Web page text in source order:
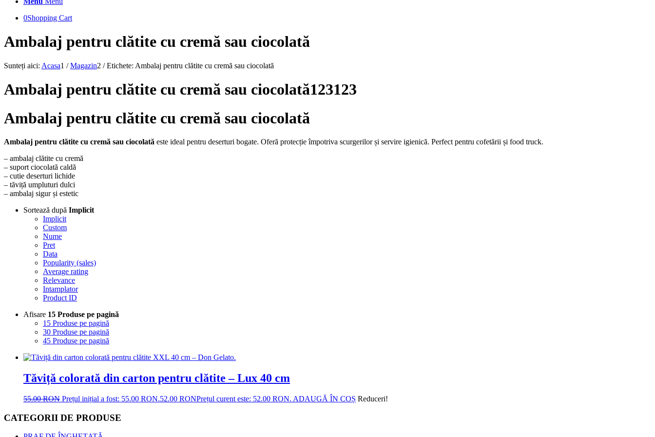
0Shopping Cart
Ambalaj pentru clătite cu cremă sau ciocolată
Sunteți aici: Acasa1 / Magazin2 / Etichete: Ambalaj pentru clătite cu cremă sau ciocolată
Ambalaj pentru clătite cu cremă sau ciocolată123123
Ambalaj pentru clătite cu cremă sau ciocolată
Ambalaj pentru clătite cu cremă sau ciocolată este ideal pentru deserturi bogate. Oferă protecție împotriva scurgerilor și servire igienică. Perfect pentru cofetării și food truck.
– ambalaj clătite cu cremă
– suport ciocolată caldă
– cutie deserturi lichide
– tăviță umpluturi dulci
– ambalaj sigur și estetic
Sortează după Implicit
Implicit
Custom
Nume
Pret
Data
Popularity (sales)
Average rating
Relevance
Intamplator
Product ID
Afisare 15 Produse pe pagină
15 Produse pe pagină
30 Produse pe pagină
45 Produse pe pagină
Tăviță colorată din carton pentru clătite – Lux 40 cm
55.00RON Prețul inițial a fost: 55.00 RON.52.00 RONPrețul curent este: 52.00 RON. ADAUGĂ ÎN COȘ Reduceri!
CATEGORII DE PRODUSE